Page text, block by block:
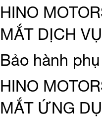
HINO
MẮT DỊCH
Bảo hành
HINO
MẮT ỨNG